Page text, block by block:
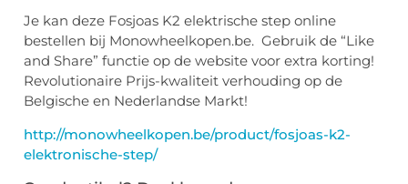
Je kan deze Fosjoas K2 elektrische step online
bestellen bij Monowheelkopen.be. Gebruik de “Like
and Share” functie op de website voor extra korting!
Revolutionaire Prijs-kwaliteit verhouding op de
Belgische en Nederlandse Markt!
http://monowheelkopen.be/product/fosjoas-k2-
elektronische-step/